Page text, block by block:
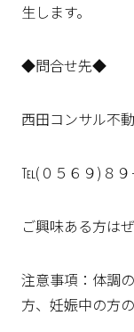
生します。
◆問合せ先◆
西田コンサル不
℡(０５６９)８９
ご興味ある方は
注意事項：体調
方、妊娠中の方